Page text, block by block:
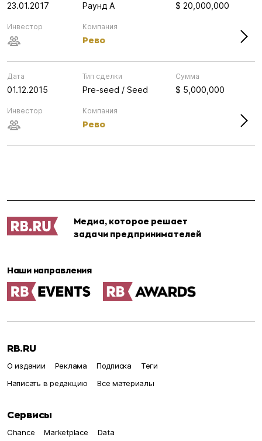
23.01.2017
Компания
Рево
Инвестор
Раунд А $ 20,000,000
Дата
01.12.2015
Компания
Рево
Инвестор
Тип сделки
Pre-seed / Seed
Сумма
$ 5,000,000
Медиа, которое решает
задачи предпринимателей
Наши направления
RB.RU
О издании Реклама Подписка
Теги
Написать в редакцию
Все материалы
Сервисы
Chance Marketplace Data